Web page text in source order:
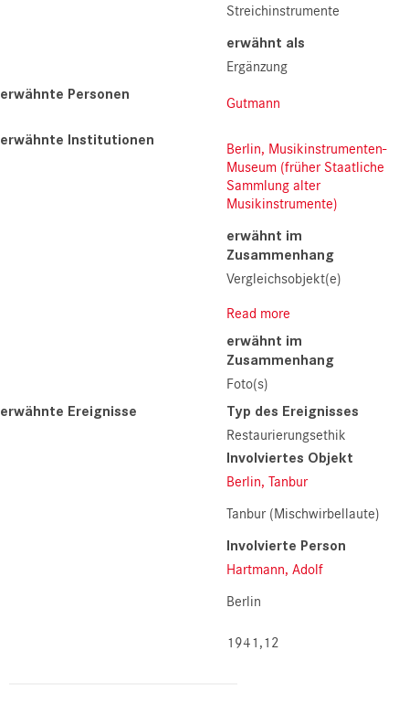
Streichinstrumente
erwähnt als
Ergänzung
erwähnte Personen Gutmann
erwähnte Institutionen
Berlin, Musikinstrumenten-
Museum (früher Staatliche
Sammlung alter
Musikinstrumente)
erwähnt im
Zusammenhang
Vergleichsobjekt(e)
Read more
erwähnt im
Zusammenhang
Foto(s)
erwähnte Ereignisse Typ des Ereignisses
Restaurierungsethik
Involviertes Objekt
Berlin, Tanbur
Tanbur (Mischwirbellaute)
Involvierte Person
Hartmann, Adolf
Berlin
1941,12